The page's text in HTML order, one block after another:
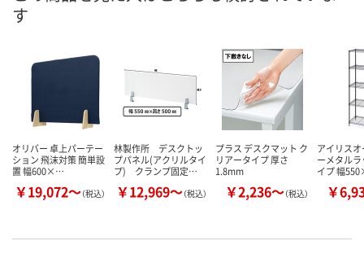
カゴへ
数量
カゴへ
数量
カ
す
オリバー 卓上パーテー
ション 飛沫対策 簡単設
置 幅600×…
￥19,072～（税込）
林製作所 デスクトッ
プパネル(アクリルタイ
プ) クランプ固定…
￥12,969～（税込）
プラス デスクマット ク
リアータイプ 厚さ
1.8mm
￥2,236～（税込）
アイリス
ーメタル
イプ 幅
￥